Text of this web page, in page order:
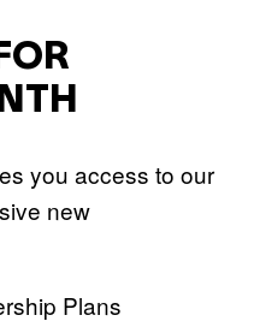
you access to our
new
Plans